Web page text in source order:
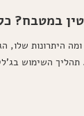
במטבח?
היתרונות שלו,
תהליך השימוש